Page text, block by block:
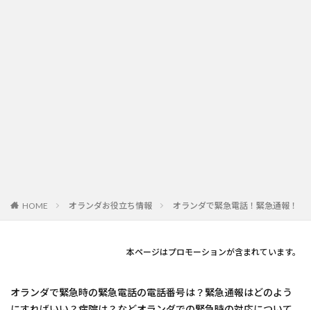
HOME オランダお役立ち情報 オランダで緊急電話！緊急通報！
本ページはプロモーションが含まれています。
オランダで緊急時の緊急電話の電話番号は？緊急通報はどのよう